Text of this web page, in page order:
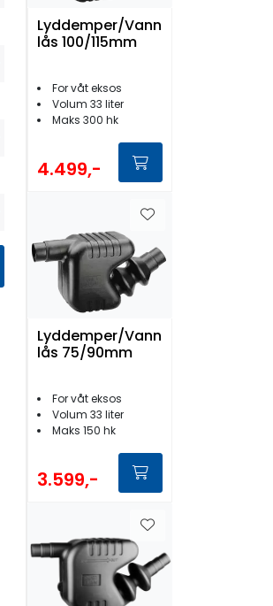
Lyddemper/Vann
lås 100/115mm
For våt eksos
Volum 33 liter
Maks 300 hk
4.499,-
Lyddemper/Vann
lås 75/90mm
For våt eksos
Volum 33 liter
Maks 150 hk
3.599,-